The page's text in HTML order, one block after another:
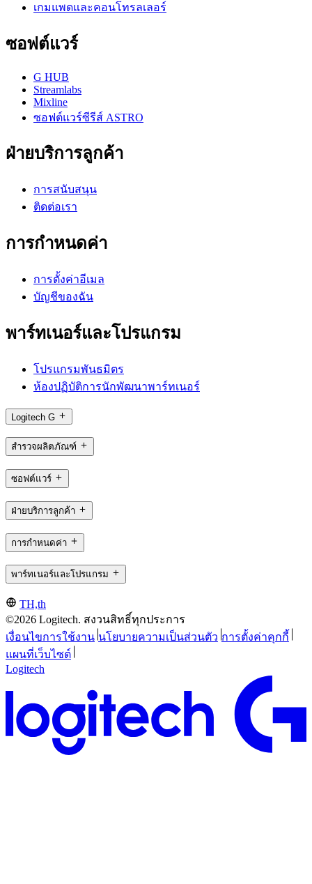
เกมแพดและคอนโทรลเลอร์
ซอฟต์แวร์
G HUB
Streamlabs
Mixline
ซอฟต์แวร์ซีรีส์ ASTRO
ฝ่ายบริการลูกค้า
การสนับสนุน
ติดต่อเรา
การกำหนดค่า
การตั้งค่าอีเมล
บัญชีของฉัน
พาร์ทเนอร์และโปรแกรม
โปรแกรมพันธมิตร
ห้องปฏิบัติการนักพัฒนาพาร์ทเนอร์
Logitech G
สำรวจผลิตภัณฑ์
ซอฟต์แวร์
ฝ่ายบริการลูกค้า
การกำหนดค่า
พาร์ทเนอร์และโปรแกรม
TH,th
©2026 Logitech. สงวนสิทธิ์ทุกประการ
เงื่อนไขการใช้งาน นโยบายความเป็นส่วนตัว การตั้งค่าคุกกี้
แผนที่เว็บไซต์
Logitech